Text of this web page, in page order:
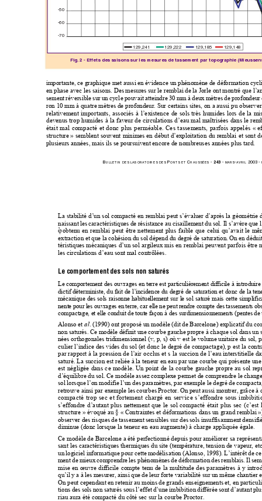
BULLETIN DES LABORATOIRES DES PONTS ET CHAUSSÉES - 243 - MARS-AVRIL 2003 -
importante, ce graphique met aussi en évidence un phénomène de déformation
en phase avec les saisons. Des mesures sur le remblai de la Jorle ont montré que
sement réversible sur un cycle pouvait atteindre 30 mm à deux mètres de profondeur
ron 10 mm à quatre mètres de profondeur. Sur certains sites, on a aussi pu
relativement importants, associés à l’existence de sols très humides lors de la
devenus trop humides à la faveur de circulations d’eau mal maîtrisées dans le
était mal compacté et donc plus perméable. Ces tassements, parfois appelés «
structure » semblent souvent minimes en début d’exploitation du remblai et sont
plusieurs années, mais ils se poursuivent encore de nombreuses années plus tard.
Fig. 2 - Effets des saisons sur les mesures de tassement par topographie
-70
-60
-50
129,241 129,222 129,185 129,148
La stabilité d’un sol compacté en remblai peut s’évaluer d’après la géométrie
naissant les caractéristiques de résistance au cisaillement du sol. Il s’avère que
’ obtenu en remblai peut être nettement plus faible que celui qu’avait le
extraction et que la cohésion du sol dépend du degré de saturation. On en déd
téristiques mécaniques d’un sol argileux mis en remblai peuvent parfois être
les circulations d’eau sont mal contrôlées.
Le comportement des sols non saturés
Le comportement des ouvrages en terre est particulièrement difficile à introduire
dictif déterministe, du fait de l’incidence du degré de saturation et donc de la
mécanique des sols raisonne habituellement sur le sol saturé mais cette
nente pour les ouvrages en terre, car elle ne peut rendre compte des tassements
compactage, et elle conduit de toute façon à des surdimensionnements (pentes de
Alonso et al. (1990) ont proposé un modèle (dit de Barcelone) explicatif du
non saturés. Ce modèle définit une courbe gauche propre à chaque sol dans un
nées orthogonales tridimensionnel (v, p, s) où v est le volume unitaire du sol,
culier l’indice des vides du sol (et donc le degré de compactage), p est la
par rapport à la pression de l’air occlus et s la succion de l’eau interstitielle
saturé. La succion est reliée à la teneur en eau par une courbe qui présente
est négligée dans ce modèle. Un point de la courbe gauche propre au sol
d’équilibre du sol. Ce modèle assez complexe permet de comprendre le
sol lorsque l’on modifie l’un des paramètres, par exemple le degré de
retrouve ainsi par exemple les courbes Proctor. On peut aussi montrer, grâce à
compacté trop sec et fortement chargé en service s’effondre sous
s’effondre d’autant plus nettement que le sol compacté était plus sec (c’est
structure » évoqué au § « Contraintes et déformations dans un grand remblai
observer des risques de tassement sensibles sur des sols insuffisamment
diminue (donc lorsque la teneur en eau augmente) à charge appliquée égale.
Ce modèle de Barcelone a été perfectionné depuis pour améliorer sa
sant les caractéristiques thermiques du site (température, tension de vapeur,
un logiciel informatique pour cette modélisation (Alonso, 1998). L’intérêt de
ment de mieux comprendre les phénomènes de déformation des remblais. Il
mise en œuvre difficile compte tenu de la multitude des paramètres à y
qu’il y a à les mesurer, ainsi que de leur forte variabilité sur un même chantier
On peut cependant en retenir au moins de grands enseignements et, en par
tions des sols non saturés sous l’effet d’une imbibition différée sont d’autant
riau aura été compacté du côté sec sur la courbe Proctor.